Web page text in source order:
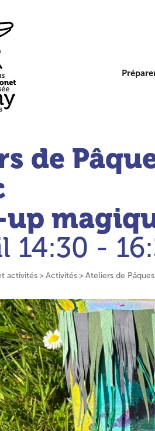
de
up
14:30 -
activités Activités Ateliers de